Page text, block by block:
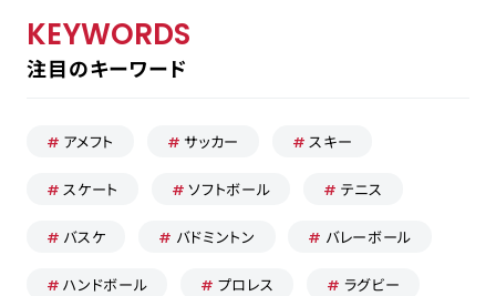
KEYWORDS
注目のキーワード
アメフト サッカー スキー
スケート ソフトボール テニス
バスケ バドミントン バレーボール
ハンドボール プロレス ラグビー
採用担当の方はこちら
お問い合わせ
運営会社
プライバシーポリシー